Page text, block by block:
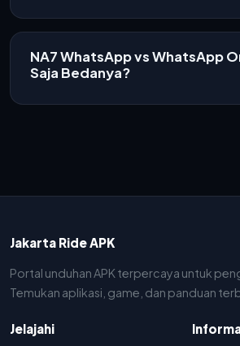
NA7 WhatsApp vs WhatsApp
Saja Bedanya?
Jakarta Ride APK
Portal unduhan APK terpercaya untuk
Temukan aplikasi, game, dan panduan
Jelajahi